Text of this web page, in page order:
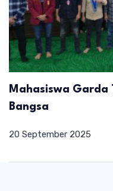
Mahasiswa Garda
Bangsa
20 September 2025